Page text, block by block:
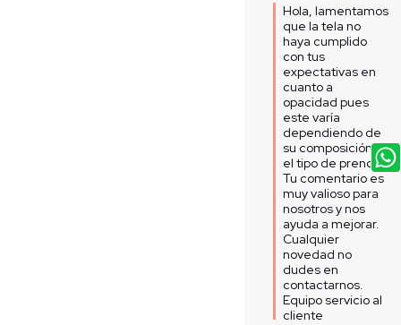
Hola, lamentamos
que la tela no
haya cumplido
con tus
expectativas en
cuanto a
opacidad pues
este varía
dependiendo de
su composición y
el tipo de prenda.
Tu comentario es
muy valioso para
nosotros y nos
ayuda a mejorar.
Cualquier
novedad no
dudes en
contactarnos.
Equipo servicio al
cliente